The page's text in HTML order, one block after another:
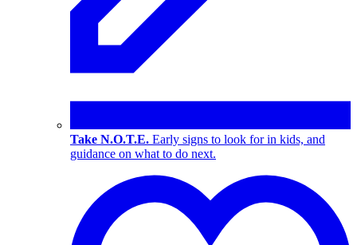
Take N.O.T.E. Early signs to look for in kids, and
guidance on what to do next.